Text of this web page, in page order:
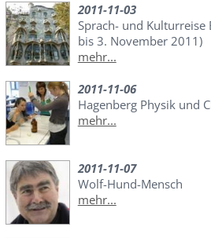
2011-11-03
Sprach- und
bis 3. November 2011)
mehr...
2011-11-06
Hagenberg Physik und
mehr...
2011-11-07
Wolf-Hund-Mensch
mehr...